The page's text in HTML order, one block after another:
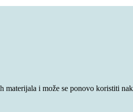
i može se ponovo koristiti